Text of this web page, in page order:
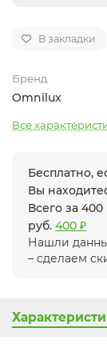
В закладки
Бренд
Omnilux
Все
Бесплатно,
Вы
Всего за
руб. 400 ₽
Нашли
– сделаем